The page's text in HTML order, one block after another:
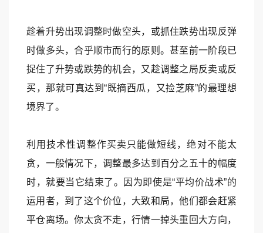
趁着升势出现调整时做空头，或抓住跌势出现反弹
时做多头，合乎顺市而行的原则。甚至前一阶段已
捉住了升势或跌势的机会，又趁调整之局反卖或反
买，那就可真达到“既摘西瓜，又捡芝麻”的最理想
境界了。
利用技术性调整作买卖只能做短线，绝对不能太
贪，一般情况下，调整最多达到百分之五十的幅度
时，就要当它结束了。因为即使是“平均价战术”的
运用者，到了这个价位，大致和局，他们都会赶紧
平仓离场。你太贪不走，行情一掉头重回大方向，